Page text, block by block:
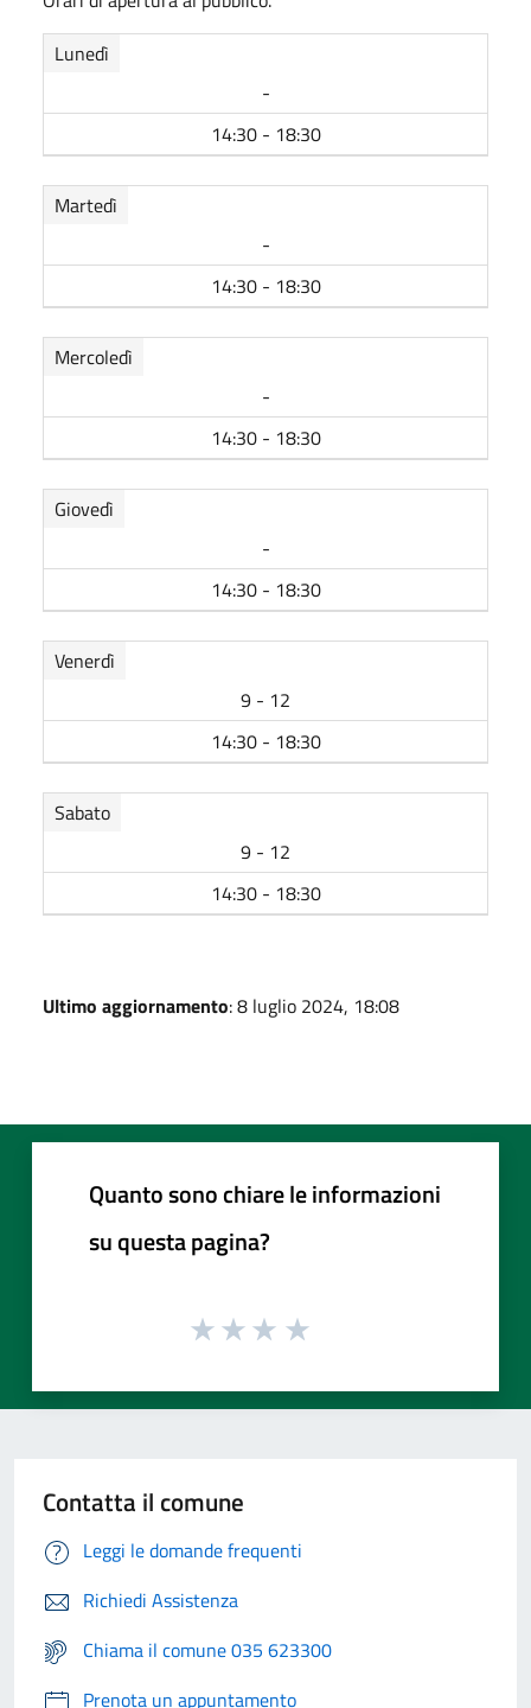
Lunedì
-
14:30 - 18:30
Martedì
-
14:30 - 18:30
Mercoledì
-
14:30 - 18:30
Giovedì
-
14:30 - 18:30
Venerdì
9 - 12
14:30 - 18:30
Sabato
9 - 12
14:30 - 18:30
Ultimo aggiornamento: 8 luglio 2024, 18:08
Quanto sono chiare le informazioni
su questa pagina?
Contatta il comune
Leggi le domande frequenti
Richiedi Assistenza
Chiama il comune 035 623300
Prenota un appuntamento